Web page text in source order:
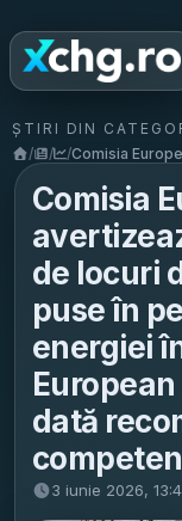
ȘTIRI DIN
/
/ /Comisia
Comisia
de locuri
puse în
energiei
dată
3 iunie 2026,